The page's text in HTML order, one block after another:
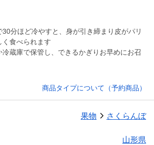
分ほど冷やすと、身が引き締まり皮がパリ
く食べられます
冷蔵庫で保管し、できるかぎりお早めにお召
商品タイプについて（予約商品）
果物 さくらんぼ
山形県